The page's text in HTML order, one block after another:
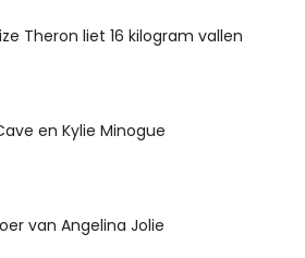
Theron liet 16 kilogram vallen
en Kylie Minogue
van Angelina Jolie